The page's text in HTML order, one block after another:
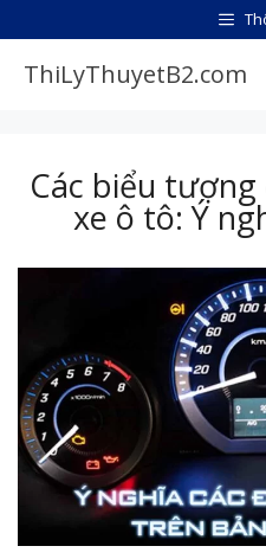
đến
nộiThiLyThuyetB2.com
Các biểu
xe ô tô: Ý